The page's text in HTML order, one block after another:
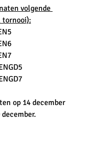
volgende
tornooi):
op 14 december